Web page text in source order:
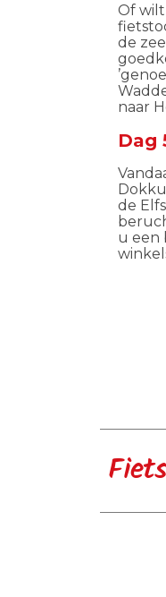
Of
de
naar
Dag
de
u een